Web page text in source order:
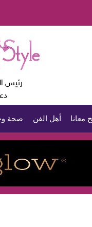
رئيس
معانا أهل الفن صحة